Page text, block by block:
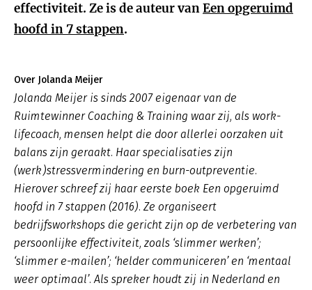
effectiviteit. Ze is de auteur vanEen opgeruimd
hoofd in 7 stappen.
Over Jolanda Meijer
Jolanda Meijer is sinds 2007 eigenaar van de
Ruimtewinner Coaching & Training waar zij, als work-
lifecoach, mensen helpt die door allerlei oorzaken uit
balans zijn geraakt. Haar specialisaties zijn
(werk)stressvermindering en burn-outpreventie.
Hierover schreef zij haar eerste boek Een opgeruimd
hoofd in 7 stappen (2016). Ze organiseert
bedrijfsworkshops die gericht zijn op de verbetering van
persoonlijke effectiviteit, zoals ‘slimmer werken’;
‘slimmer e-mailen’; ‘helder communiceren’ en ‘mentaal
weer optimaal’. Als spreker houdt zij in Nederland en